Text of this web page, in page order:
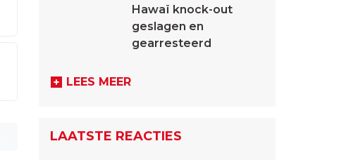
Hawaï knock-out
geslagen en
gearresteerd
LEES MEER
LAATSTE REACTIES